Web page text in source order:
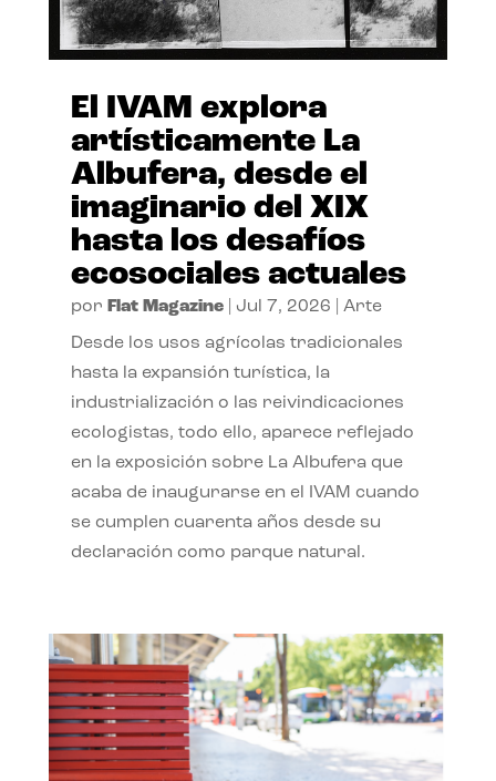
El IVAM explora
artísticamente La
Albufera, desde el
imaginario del XIX
hasta los desafíos
ecosociales actuales
por Flat Magazine| Jul 7, 2026 Arte
Desde los usos agrícolas tradicionales
hasta la expansión turística, la
industrialización o las reivindicaciones
ecologistas, todo ello, aparece reflejado
en la exposición sobre La Albufera que
acaba de inaugurarse en el IVAM cuando
se cumplen cuarenta años desde su
declaración como parque natural.